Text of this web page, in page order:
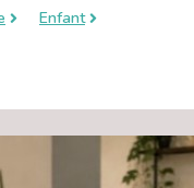
Enfant